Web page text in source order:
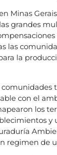
Minas
grandes
las
la
comunidades
con el
los
y
regimen de